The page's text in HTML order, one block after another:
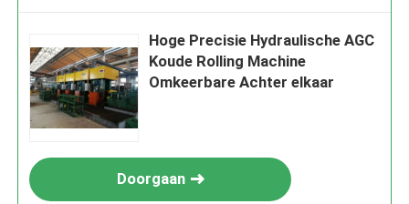
Hoge Precisie Hydraulische AGC
Koude Rolling Machine
Omkeerbare Achter elkaar
Doorgaan